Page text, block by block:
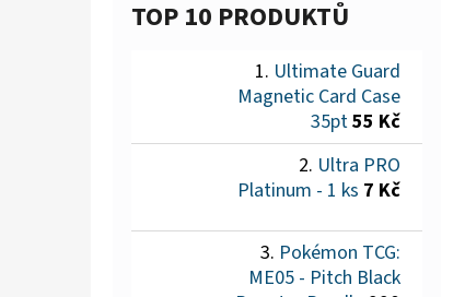
TOP 10 PRODUKTŮ
Ultimate Guard
Magnetic Card Case
35pt55 Kč
Ultra PRO
Platinum - 1 ks 7 Kč
Pokémon TCG:
ME05 - Pitch Black